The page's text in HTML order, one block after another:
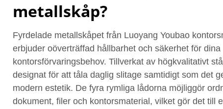
metallskåp?
Fyrdelade metallskåpet från Luoyang Youbao
erbjuder oöverträffad hållbarhet och säkerhet för dina
kontorsförvaringsbehov. Tillverkat av högkvalitativt
designat för att tåla daglig slitage samtidigt som det
modern estetik. De fyra rymliga lådorna möjliggör
dokument, filer och kontorsmaterial, vilket gör det till